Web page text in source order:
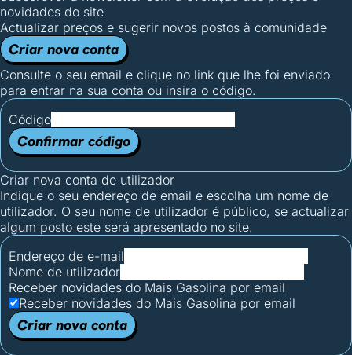
novidades do site
Actualizar preços e sugerir novos postos à comunidade
Criar nova conta
Consulte o seu email e clique no link que lhe foi enviado
para entrar na sua conta ou insira o código.
Código
Confirmar código
Criar nova conta de utilizador
Indique o seu endereço de email e escolha um nome de
utilizador. O seu nome de utilizador é público, se actualizar
algum posto este será apresentado no site.
Endereço de e-mail
Nome de utilizador
Receber novidades do Mais Gasolina por email
Receber novidades do Mais Gasolina por email
Criar nova conta